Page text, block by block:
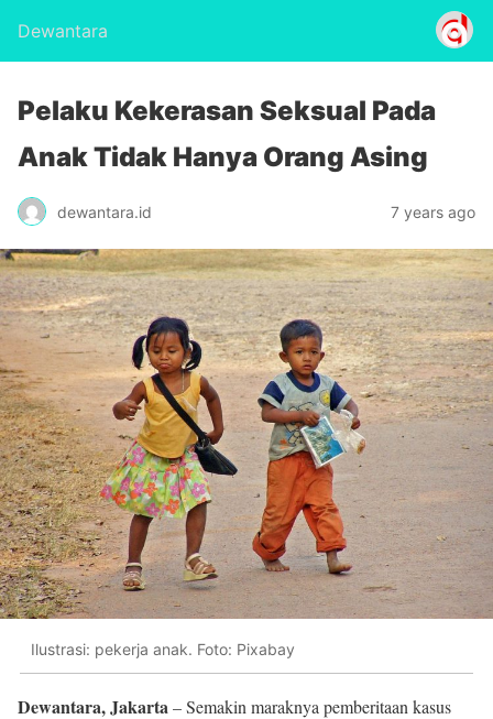
Dewantara
Pelaku Kekerasan Seksual Pada
Anak Tidak Hanya Orang Asing
dewantara.id 7 years ago
Ilustrasi: pekerja anak. Foto: Pixabay
Dewantara, Jakarta– Semakin maraknya pemberitaan kasus